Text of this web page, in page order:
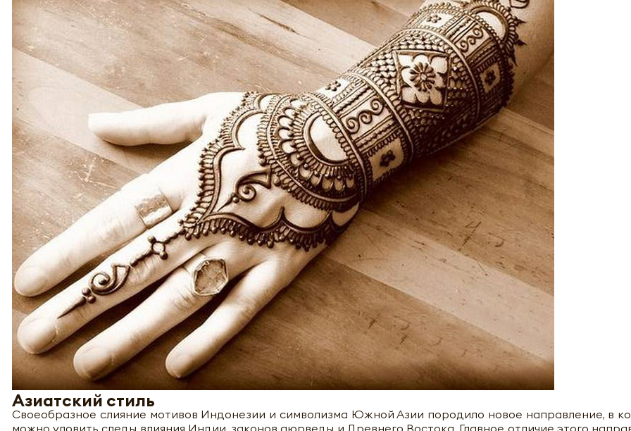
Азиатский стиль
Своеобразное слияние мотивов Индонезии и символизма Южной Азии породило новое направление, в
можно уловить следы влияния Индии, законов аюрведы и Древнего Востока. Главное отличие этого